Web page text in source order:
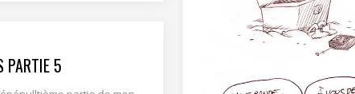
PARTIE 5